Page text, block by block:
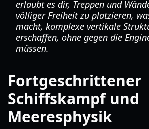
erlaubt es dir, Treppen und
völliger Freiheit zu platzieren,
macht, komplexe vertikale
erschaffen, ohne gegen die
müssen.
Fortgeschrittener
Schiffskampf und
Meeresphysik